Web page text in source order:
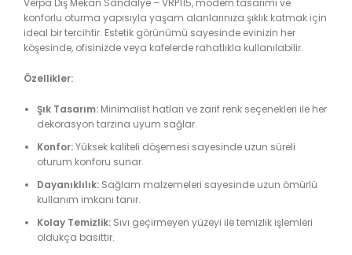
Verpa Dış Mekan Sandalye – VRP115, modern tasarımı ve
konforlu oturma yapısıyla yaşam alanlarınıza şıklık katmak için
ideal bir tercihtir. Estetik görünümü sayesinde evinizin her
köşesinde, ofisinizde veya kafelerde rahatlıkla kullanılabilir.
Özellikler:
Şık Tasarım: Minimalist hatları ve zarif renk seçenekleri ile her
dekorasyon tarzına uyum sağlar.
Konfor:Yüksek kaliteli döşemesi sayesinde uzun süreli
oturum konforu sunar.
Dayanıklılık: Sağlam malzemeleri sayesinde uzun ömürlü
kullanım imkanı tanır.
Kolay Temizlik: Sıvı geçirmeyen yüzeyi ile temizlik işlemleri
oldukça basittir.